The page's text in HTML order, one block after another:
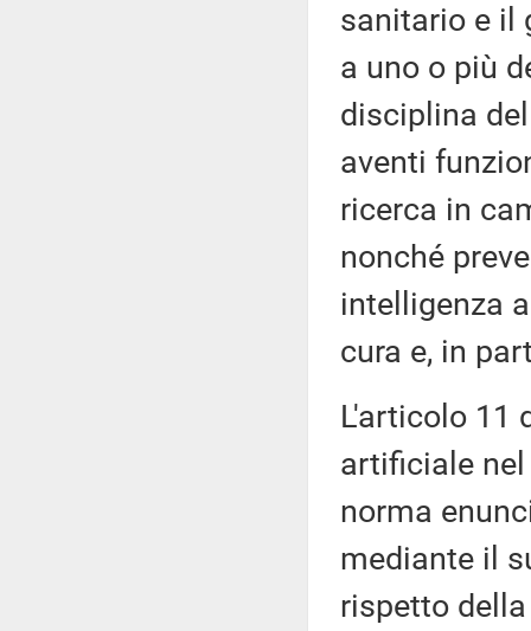
sanitario e il
a uno o più
disciplina
aventi
ricerca in
nonché
intelligenza
cura e, in
L'articolo 11
artificiale
norma
mediante il
rispetto